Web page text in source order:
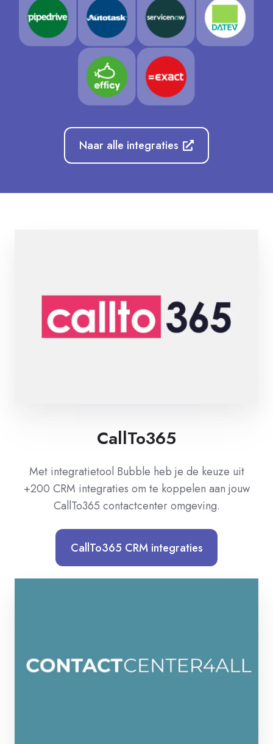
Naar alle integraties
CallTo365
Met integratietool Bubble heb je de keuze uit
+200 CRM integraties om te koppelen aan jouw
CallTo365 contactcenter omgeving.
CallTo365 CRM integraties